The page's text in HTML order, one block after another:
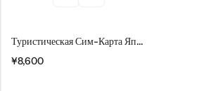
Туристическая Сим-Карта Японии 135 ГБ На 91 День
¥8,600